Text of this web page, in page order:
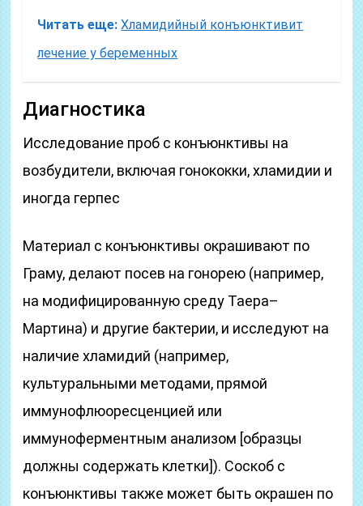
Читать еще: Хламидийный конъюнктивит
лечение у беременных
Диагностика
Исследование проб с конъюнктивы на
возбудители, включая гонококки, хламидии и
иногда герпес
Материал с конъюнктивы окрашивают по
Граму, делают посев на гонорею (например,
на модифицированную среду Таера–
Мартина) и другие бактерии, и исследуют на
наличие хламидий (например,
культуральными методами, прямой
иммунофлюоресценцией или
иммуноферментным анализом [образцы
должны содержать клетки]). Соскоб с
конъюнктивы также может быть окрашен по